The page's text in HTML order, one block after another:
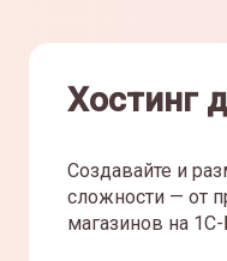
Хостинг
Создавайте и
сложности — от
магазинов на